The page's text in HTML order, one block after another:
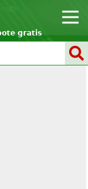
gratis